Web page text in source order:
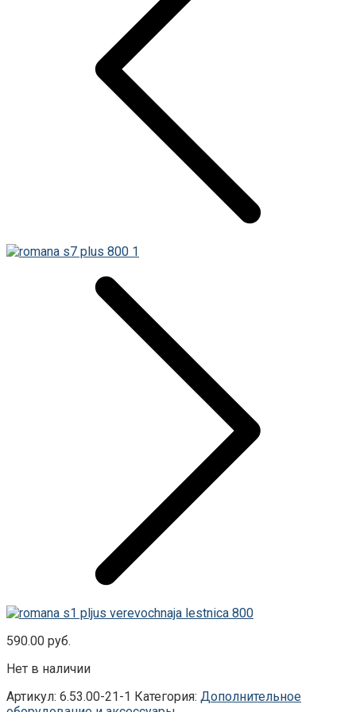
590.00 руб.
Нет в наличии
Артикул: 6.53.00-21-1 Категория: Дополнительное